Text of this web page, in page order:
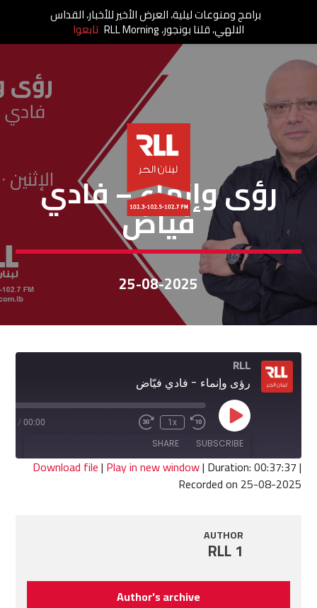
رؤى وإنماء
رؤى وإنماء – فادي
فيّاض
25-08-2025
RLL
رؤى وإنماء - فادي فيّاض
Play
Episode
Rewind
10
Seconds
1x
Fast
seconds
00:00
/
SUBSCRIBE
SHARE
SHARE
Download file| Play in new window| Duration: 00:37:37|
Recorded on 25-08-2025
AUTHOR
RLL 1
Author's archive
برامج ومنوعات ليلية، العرض الأخير للأخبار، القداس
الالهي، قلنا بونجور، RLL Morning تابعوا